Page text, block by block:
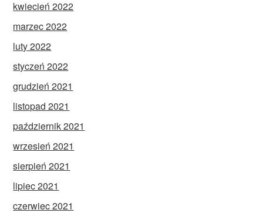
kwiecień 2022
marzec 2022
luty 2022
styczeń 2022
grudzień 2021
listopad 2021
październik 2021
wrzesień 2021
sierpień 2021
lipiec 2021
czerwiec 2021